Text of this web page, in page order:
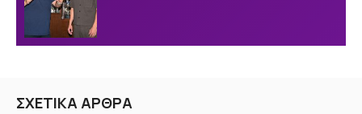
ΣΧΕΤΙΚΑ ΑΡΘΡΑ